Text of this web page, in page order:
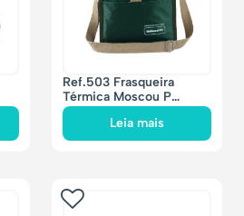
Ref.503 Frasqueira
Térmica Moscou P
21x21x15cm – 7 litros
Leia mais